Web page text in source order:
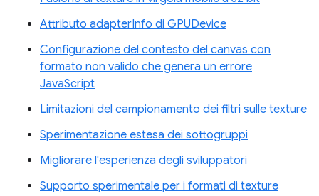
Attributo adapterInfo di GPUDevice
Configurazione del contesto del canvas con
formato non valido che genera un errore
JavaScript
Limitazioni del campionamento dei filtri sulle texture
Sperimentazione estesa dei sottogruppi
Migliorare l'esperienza degli sviluppatori
Supporto sperimentale per i formati di texture